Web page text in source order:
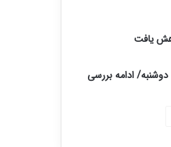
یافت
ادامه بررسی